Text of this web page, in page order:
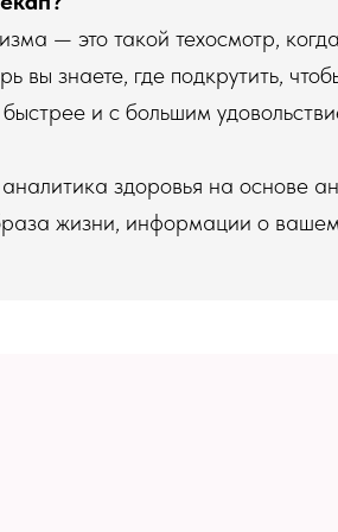
— это такой техосмотр,
вы знаете, где подкрутить,
и с большим
здоровья на основе
жизни, информации о